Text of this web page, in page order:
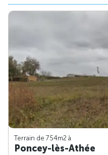
Terrain de 754m2 à
Poncey-lès-Athée